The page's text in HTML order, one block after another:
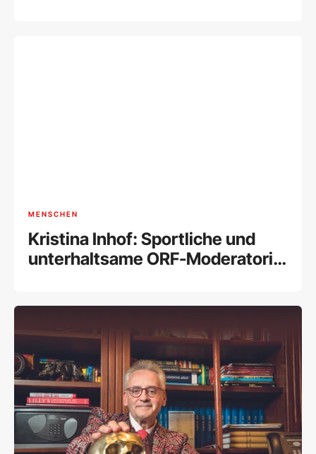
MENSCHEN
Kristina Inhof: Sportliche und
unterhaltsame ORF-Moderatorin